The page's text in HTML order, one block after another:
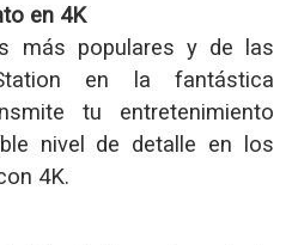
en 4K
más populares y de las
en la fantástica
tu entretenimiento
nivel de detalle en los
4K.